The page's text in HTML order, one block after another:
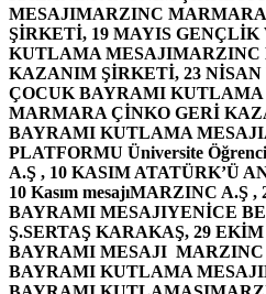
MESAJIMARZINC
ŞİRKETİ, 19 MAYIS GENÇLİK
KUTLAMA MESAJIMARZINC
KAZANIM ŞİRKETİ, 23
ÇOCUK BAYRAMI KUTLAMA
MARMARA ÇİNKO GERİ
BAYRAMI KUTLAMA MESAJI
PLATFORMU Üniversite
A.Ş , 10 KASIM ATATÜRK’Ü
10 Kasım mesajıMARZINC A.Ş ,
BAYRAMI MESAJIYENİCE
Ş.SERTAŞ KARAKAŞ, 29
BAYRAMI MESAJI MARZINC
BAYRAMI KUTLAMA MESAJI